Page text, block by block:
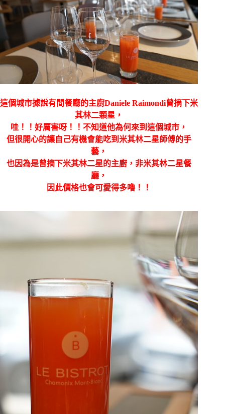
這個城市據說有間餐廳的主廚Daniele Raimondi曾摘下米
其林二顆星，
哇！！好厲害呀！！不知道他為何來到這個城市，
但很開心的讓自己有機會能吃到米其林二星師傅的手
藝，
也因為是曾摘下米其林二星的主廚，非米其林二星餐
廳，
因此價格也會可愛得多嚕！！